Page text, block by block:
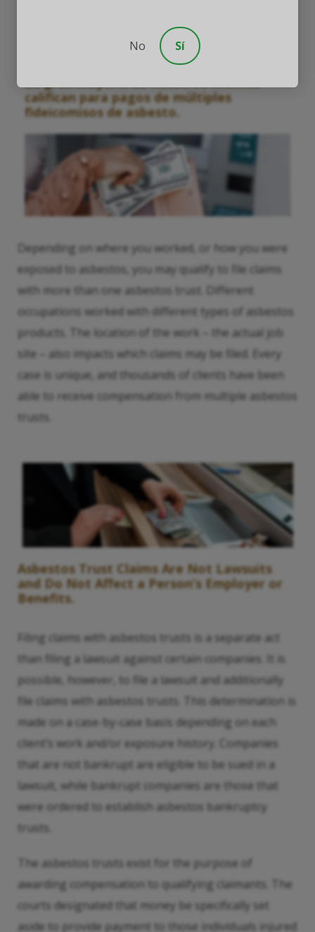
enfermedades de asbesto
califican para pagos de múltiples
fideicomisos de asbesto.
Depending on where you worked, or how you were
exposed to asbestos, you may qualify to file claims
with more than one asbestos trust. Different
occupations worked with different types of asbestos
products. The location of the work – the actual job
site – also impacts which claims may be filed. Every
case is unique, and thousands of clients have been
able to receive compensation from multiple asbestos
trusts.
Asbestos Trust Claims Are Not Lawsuits
and Do Not Affect a Person’s Employer or
Benefits.
Filing claims with asbestos trusts is a separate act
than filing a lawsuit against certain companies. It is
possible, however, to file a lawsuit and additionally
file claims with asbestos trusts. This determination is
made on a case-by-case basis depending on each
client’s work and/or exposure history. Companies
that are not bankrupt are eligible to be sued in a
lawsuit, while bankrupt companies are those that
were ordered to establish asbestos bankruptcy
trusts.
The asbestos trusts exist for the purpose of
awarding compensation to qualifying claimants. The
courts designated that money be specifically set
aside to provide payment to those individuals injured
No Sí